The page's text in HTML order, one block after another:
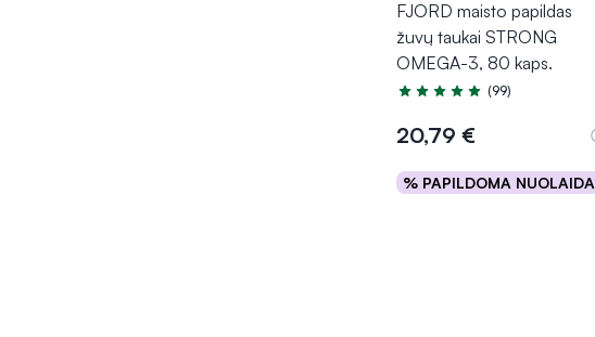
FJORD maisto papildas
žuvų taukai STRONG
OMEGA-3, 80 kaps.
Įvertinimas 4.9 iš 5
(99)
20,79 €
% PAPILDOMA NUOLAIDA
Į krepšelį